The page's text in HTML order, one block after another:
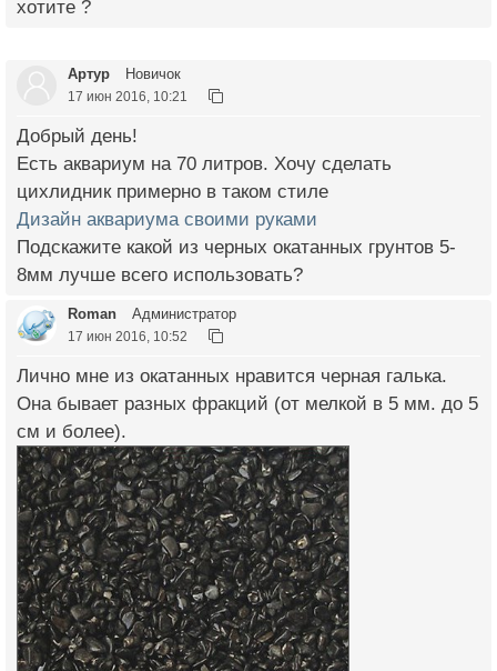
хотите ?
Артур Новичок
17 июн 2016, 10:21
Добрый день!
Есть аквариум на 70 литров. Хочу сделать
цихлидник примерно в таком стиле
Дизайн аквариума своими руками
Подскажите какой из черных окатанных грунтов 5-
8мм лучше всего использовать?
Roman Администратор
17 июн 2016, 10:52
Лично мне из окатанных нравится черная галька.
Она бывает разных фракций (от мелкой в 5 мм. до 5
см и более).